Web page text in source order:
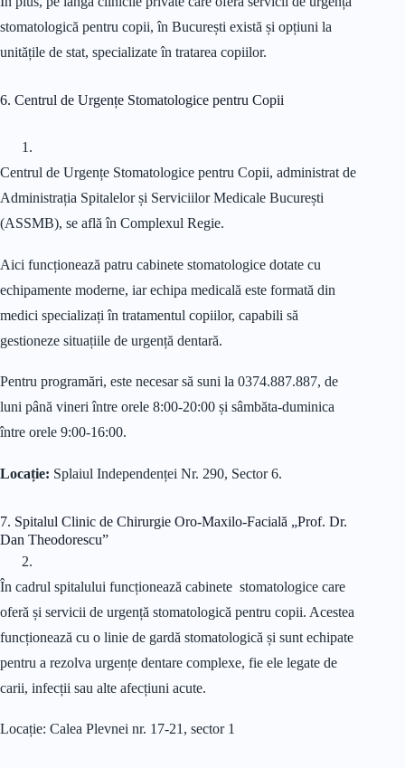
stomatologică pentru copii, în București există și opțiuni la
unitățile de stat, specializate în tratarea copiilor.
6. Centrul de Urgențe Stomatologice pentru Copii
Centrul de Urgențe Stomatologice pentru Copii, administrat de
Administrația Spitalelor și Serviciilor Medicale București
(ASSMB), se află în Complexul Regie.
Aici funcționează patru cabinete stomatologice dotate cu
echipamente moderne, iar echipa medicală este formată din
medici specializați în tratamentul copiilor, capabili să
gestioneze situațiile de urgență dentară.
Pentru programări, este necesar să suni la 0374.887.887, de
luni până vineri între orele 8:00-20:00 și sâmbăta-duminica
între orele 9:00-16:00.
Locație: Splaiul Independenței Nr. 290, Sector 6.
7. Spitalul Clinic de Chirurgie Oro-Maxilo-Facială „Prof. Dr.
Dan Theodorescu”
În cadrul spitalului funcționează cabinete stomatologice care
oferă și servicii de urgență stomatologică pentru copii. Acestea
funcționează cu o linie de gardă stomatologică și sunt echipate
pentru a rezolva urgențe dentare complexe, fie ele legate de
carii, infecții sau alte afecțiuni acute.
Locație: Calea Plevnei nr. 17-21, sector 1